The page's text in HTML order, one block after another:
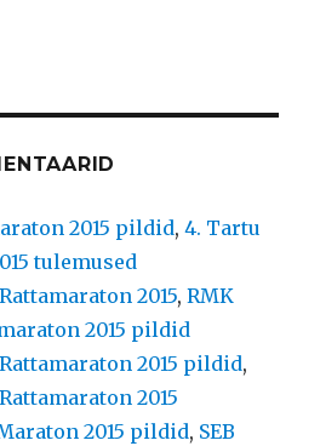
2015 pildid,4. Tartu
tulemused
2015,RMK
2015 pildid
2015 pildid,
2015
2015 pildid, SEB